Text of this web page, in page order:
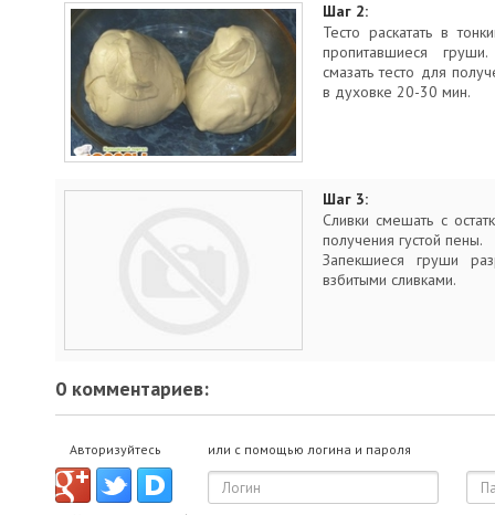
Шаг 2:
Тесто раскатать в
пропитавшиеся
смазать тесто для
в духовке 20-30 мин.
Шаг 3:
Сливки смешать с
получения густой пены.
Запекшиеся груши
взбитыми сливками.
0 комментариев:
Авторизуйтесь или с помощью логина и пароля